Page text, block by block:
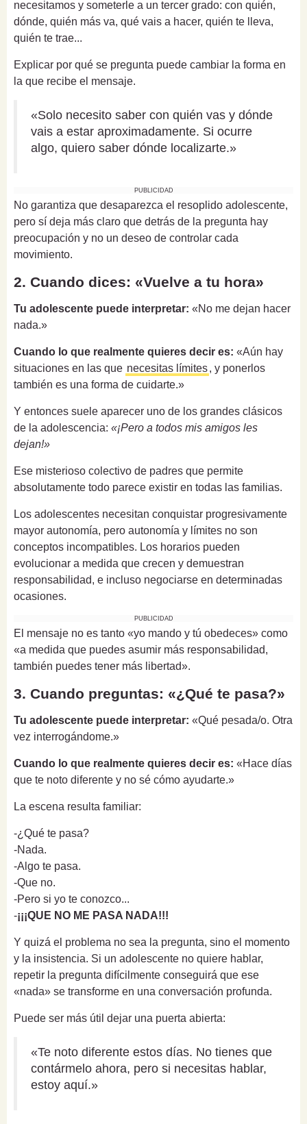
necesitamos y someterle a un tercer grado: con quién,
dónde, quién más va, qué vais a hacer, quién te lleva,
quién te trae...
Explicar por qué se pregunta puede cambiar la forma en
la que recibe el mensaje.
«Solo necesito saber con quién vas y dónde
vais a estar aproximadamente. Si ocurre
algo, quiero saber dónde localizarte.»
PUBLICIDAD
No garantiza que desaparezca el resoplido adolescente,
pero sí deja más claro que detrás de la pregunta hay
preocupación y no un deseo de controlar cada
movimiento.
2. Cuando dices: «Vuelve a tu hora»
Tu adolescente puede interpretar: «No me dejan hacer
nada.»
Cuando lo que realmente quieres decir es: «Aún hay
situaciones en las que necesitas límites, y ponerlos
también es una forma de cuidarte.»
Y entonces suele aparecer uno de los grandes clásicos
de la adolescencia: «¡Pero a todos mis amigos les
dejan!»
Ese misterioso colectivo de padres que permite
absolutamente todo parece existir en todas las familias.
Los adolescentes necesitan conquistar progresivamente
mayor autonomía, pero autonomía y límites no son
conceptos incompatibles. Los horarios pueden
evolucionar a medida que crecen y demuestran
responsabilidad, e incluso negociarse en determinadas
ocasiones.
PUBLICIDAD
El mensaje no es tanto «yo mando y tú obedeces» como
«a medida que puedes asumir más responsabilidad,
también puedes tener más libertad».
3. Cuando preguntas: «¿Qué te pasa?»
Tu adolescente puede interpretar: «Qué pesada/o. Otra
vez interrogándome.»
Cuando lo que realmente quieres decir es: «Hace días
que te noto diferente y no sé cómo ayudarte.»
La escena resulta familiar:
-¿Qué te pasa?
-Nada.
-Algo te pasa.
-Que no.
-Pero si yo te conozco...
-¡¡¡QUE NO ME PASA NADA!!!
Y quizá el problema no sea la pregunta, sino el momento
y la insistencia. Si un adolescente no quiere hablar,
repetir la pregunta difícilmente conseguirá que ese
«nada» se transforme en una conversación profunda.
Puede ser más útil dejar una puerta abierta:
«Te noto diferente estos días. No tienes que
contármelo ahora, pero si necesitas hablar,
estoy aquí.»